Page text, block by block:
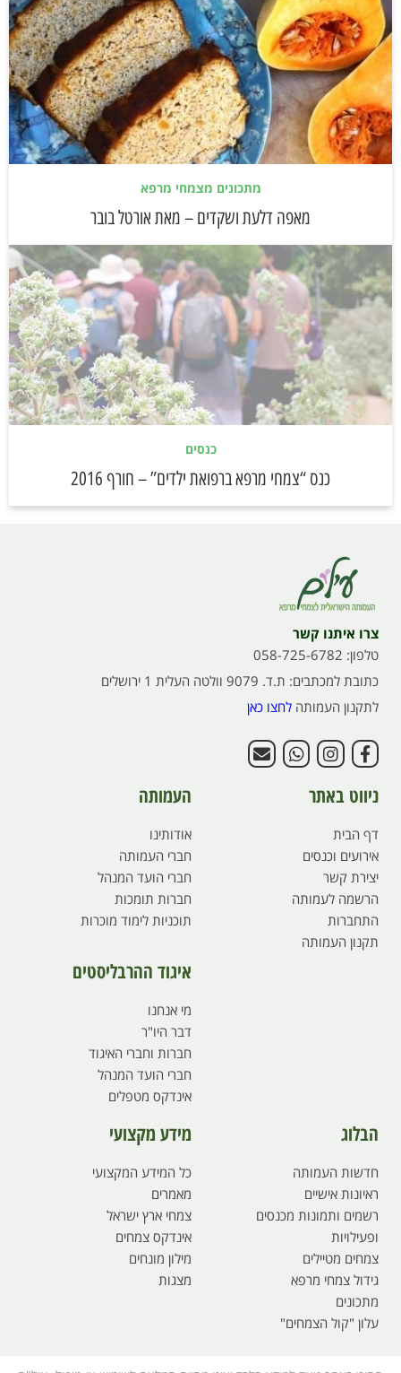
מתכונים מצמחי מרפא
מאפה דלעת ושקדים – מאת אורטל בובר
כנסים
כנס “צמחי מרפא ברפואת ילדים” – חורף 2016
צרו איתנו קשר
טלפון: 058-725-6782
כתובת למכתבים: ת.ד. 9079 וולטה העלית 1 ירושלים
לתקנון העמותה לחצו כאן
ניווט באתר
דף הבית
אירועים וכנסים
יצירת קשר
הרשמה לעמותה
התחברות
תקנון העמותה
העמותה
אודותינו
חברי העמותה
חברי הועד המנהל
חברות תומכות
תוכניות לימוד מוכרות
איגוד ההרבליסטים
מי אנחנו
דבר היו"ר
חברות וחברי האיגוד
חברי הועד המנהל
אינדקס מטפלים
הבלוג
חדשות העמותה
ראיונות אישיים
רשמים ותמונות מכנסים
ופעילויות
צמחים מטיילים
גידול צמחי מרפא
מתכונים
עלון "קול הצמחים"
מידע מקצועי
כל המידע המקצועי
מאמרים
צמחי ארץ ישראל
אינדקס צמחים
מילון מונחים
מצגות